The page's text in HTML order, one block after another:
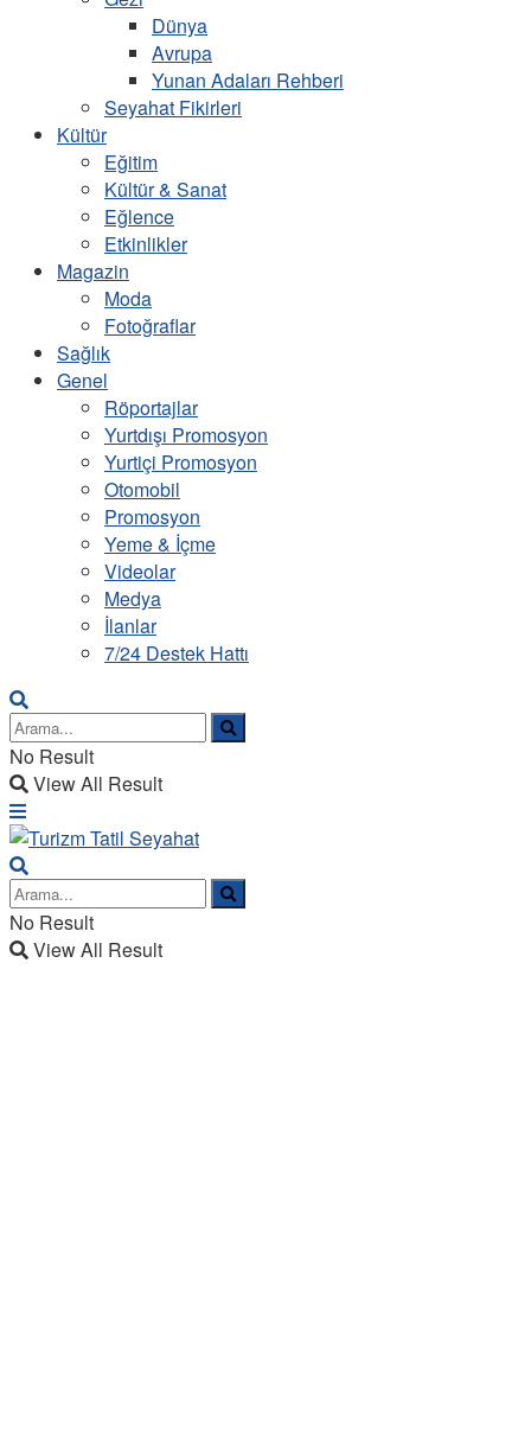
Dünya
Avrupa
Yunan Adaları Rehberi
Seyahat Fikirleri
Kültür
Eğitim
Kültür & Sanat
Eğlence
Etkinlikler
Magazin
Moda
Fotoğraflar
Sağlık
Genel
Röportajlar
Yurtdışı Promosyon
Yurtiçi Promosyon
Otomobil
Promosyon
Yeme & İçme
Videolar
Medya
İlanlar
7/24 Destek Hattı
No Result
View All Result
No Result
View All Result